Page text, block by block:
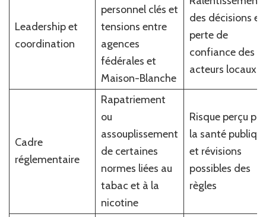
Leadership et
coordination
personnel clés et
tensions entre
agences
fédérales et
Maison-Blanche
des décisions et
perte de
confiance des
acteurs locaux
Cadre
réglementaire
Rapatriement
ou
assouplissement
de certaines
normes liées au
tabac et à la
nicotine
Risque perçu
la santé
et révisions
possibles des
règles